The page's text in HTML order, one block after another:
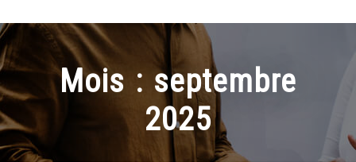
Mois : septembre
2025